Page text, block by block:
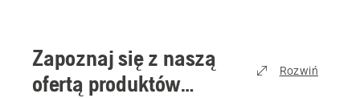
Zapoznaj się z naszą
ofertą produktów
Rozwiń